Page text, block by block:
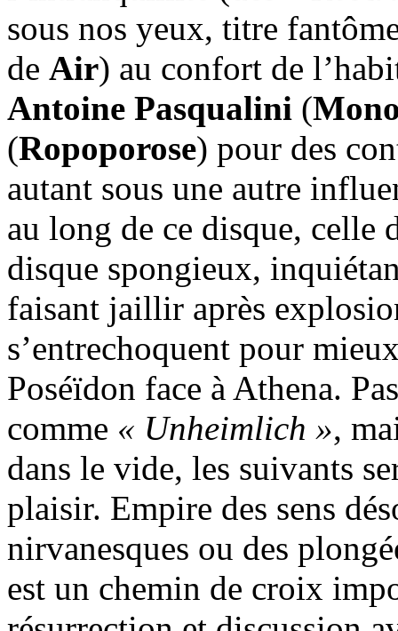
sous nos yeux, titre
de Air) au confort de
Antoine Pasqualini (
(Ropoporose) pour des
autant sous une autre
au long de ce disque,
disque spongieux,
faisant jaillir après
s’entrechoquent pour
Poséïdon face à Athena.
comme « Unheimlich »,
dans le vide, les suivants
plaisir. Empire des sens
nirvanesques ou des
est un chemin de croix